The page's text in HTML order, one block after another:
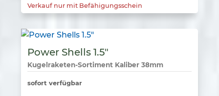
Verkauf nur mit Befähigungsschein
Power Shells 1.5″
Kugelraketen-Sortiment Kaliber 38mm
sofort verfügbar